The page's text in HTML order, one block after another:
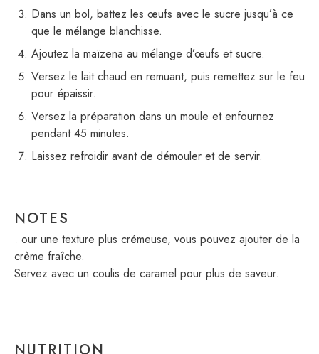
Dans un bol, battez les œufs avec le sucre jusqu’à ce
que le mélange blanchisse.
Ajoutez la maïzena au mélange d’œufs et sucre.
Versez le lait chaud en remuant, puis remettez sur le feu
pour épaissir.
Versez la préparation dans un moule et enfournez
pendant 45 minutes.
Laissez refroidir avant de démouler et de servir.
NOTES
Pour une texture plus crémeuse, vous pouvez ajouter de la
crème fraîche.
Servez avec un coulis de caramel pour plus de saveur.